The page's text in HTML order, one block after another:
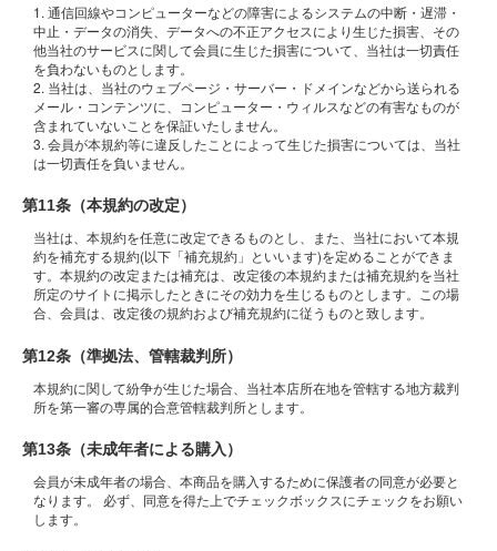
1. 通信回線やコンピューターなどの障害によるシステムの中断・遅滞・
中止・データの消失、データへの不正アクセスにより生じた損害、その
他当社のサービスに関して会員に生じた損害について、当社は一切責任
を負わないものとします。
2. 当社は、当社のウェブページ・サーバー・ドメインなどから送られる
メール・コンテンツに、コンピューター・ウィルスなどの有害なものが
含まれていないことを保証いたしません。
3. 会員が本規約等に違反したことによって生じた損害については、当社
は一切責任を負いません。
第11条（本規約の改定）
当社は、本規約を任意に改定できるものとし、また、当社において本規
約を補充する規約(以下「補充規約」といいます)を定めることができま
す。本規約の改定または補充は、改定後の本規約または補充規約を当社
所定のサイトに掲示したときにその効力を生じるものとします。この場
合、会員は、改定後の規約および補充規約に従うものと致します。
第12条（準拠法、管轄裁判所）
本規約に関して紛争が生じた場合、当社本店所在地を管轄する地方裁判
所を第一審の専属的合意管轄裁判所とします。
第13条（未成年者による購入）
会員が未成年者の場合、本商品を購入するために保護者の同意が必要と
なります。 必ず、同意を得た上でチェックボックスにチェックをお願い
します。